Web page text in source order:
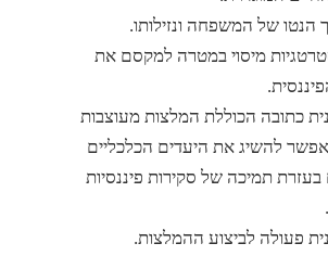
הנטו של המשפחה ונזילותו.
מיסוי במטרה למקסם את
כתובה הכוללת המלצות מעוצבות
להשיג את היעדים הכלכליים
בעזרת תמיכה של סקירות פיננסיות
פעולה לביצוע ההמלצות.